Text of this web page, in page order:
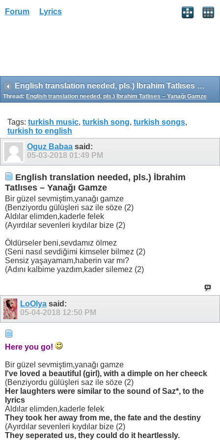
Forum Lyrics
English translation needed, pls.) İbrahim Tatlıses – Yanağı Gamze
Thread: English translation needed, pls.) İbrahim Tatlıses – Yanağı Gamze
Tags: turkish music, turkish song, turkish songs,
turkish to english
Oguz Babaa said:
05-03-2018 01:49 PM
English translation needed, pls.) İbrahim
Tatlıses – Yanağı Gamze
Bir güzel sevmiştim,yanağı gamze
(Benziyordu gülüşleri saz ile söze (2)
Aldılar elimden,kaderle felek
(Ayırdılar sevenleri kıydılar bize (2)
Öldürseler beni,sevdamız ölmez
(Seni nasıl sevdiğimi kimseler bilmez (2)
Sensiz yaşayamam,haberin var mı?
(Adını kalbime yazdım,kader silemez (2)
LoOlyasaid:
05-04-2018 12:50 PM
Here you go!
Bir güzel sevmiştim,yanağı gamze
I've loved a beautiful (girl), with a dimple on her cheeck
(Benziyordu gülüşleri saz ile söze (2)
Her laughters were similar to the sound of Saz*, to the
lyrics
Aldılar elimden,kaderle felek
They took her away from me, the fate and the destiny
(Ayırdılar sevenleri kıydılar bize (2)
They seperated us, they could do it heartlessly.